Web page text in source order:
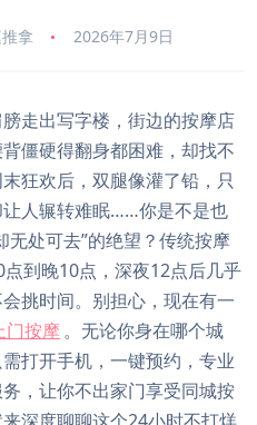
拿 2026年7月9日
走出写字楼，街边的按摩店
僵硬得翻身都困难，却找不
狂欢后，双腿像灌了铅，只
人辗转难眠……你是不是也
无处可去”的绝望？传统按摩
到晚10点，深夜12点后几乎
挑时间。别担心，现在有一
门按摩 。无论你身在哪个城
打开手机，一键预约，专业
，让你不出家门享受同城按